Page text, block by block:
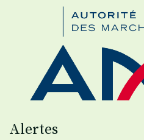
Alertes